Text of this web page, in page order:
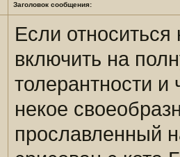
Заголовок сообщения:
Если
включить на
толерантности
некое
прославленный